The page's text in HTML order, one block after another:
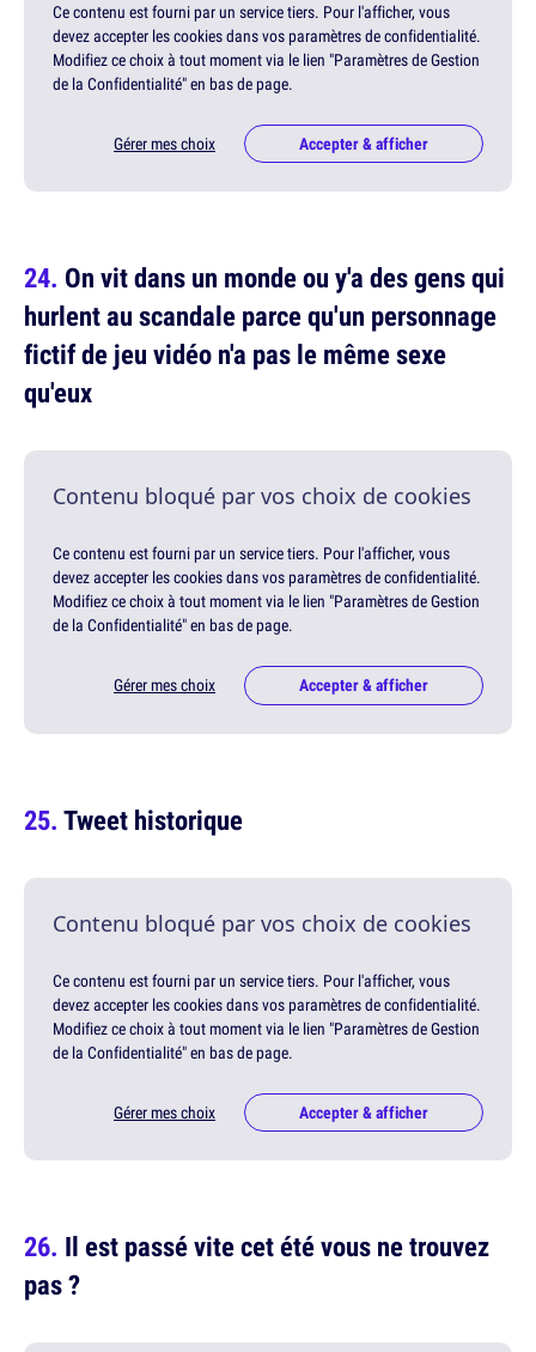
Ce contenu est fourni par un service tiers. Pour l'afficher, vous
devez accepter les cookies dans vos paramètres de confidentialité.
Modifiez ce choix à tout moment via le lien "Paramètres de Gestion
de la Confidentialité" en bas de page.
Gérer mes choix Accepter & afficher
On vit dans un monde ou y'a des gens qui
hurlent au scandale parce qu'un personnage
fictif de jeu vidéo n'a pas le même sexe
qu'eux
Contenu bloqué par vos choix de cookies
Ce contenu est fourni par un service tiers. Pour l'afficher, vous
devez accepter les cookies dans vos paramètres de confidentialité.
Modifiez ce choix à tout moment via le lien "Paramètres de Gestion
de la Confidentialité" en bas de page.
Gérer mes choix Accepter & afficher
Tweet historique
Contenu bloqué par vos choix de cookies
Ce contenu est fourni par un service tiers. Pour l'afficher, vous
devez accepter les cookies dans vos paramètres de confidentialité.
Modifiez ce choix à tout moment via le lien "Paramètres de Gestion
de la Confidentialité" en bas de page.
Gérer mes choix Accepter & afficher
Il est passé vite cet été vous ne trouvez
pas ?